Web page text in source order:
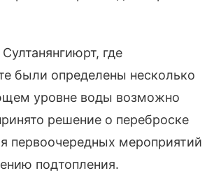
где
были определены несколько
уровне воды возможно
решение о переброске
первоочередных мероприятий
подтопления.